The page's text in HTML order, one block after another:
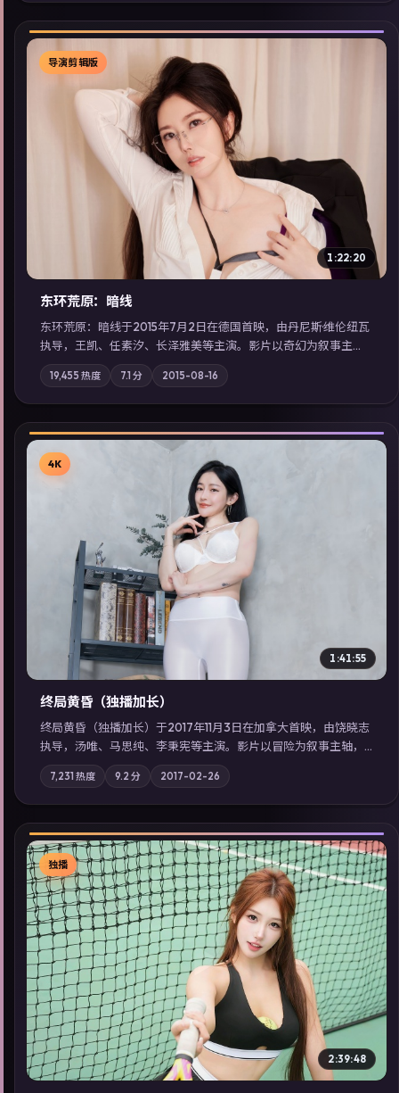
▶
导演剪辑版
1:22:20
东环荒原：暗线
东环荒原：暗线于2015年7月2日在德国首映，由丹尼斯·维伦纽瓦
执导，王凯、任素汐、长泽雅美等主演。影片以奇幻为叙事主
轴，边境小镇的平静被一封匿名信彻底打破；摄影与配乐强化地
域气质；站内亦可通过「国产免费观看高清电视剧在线看」延展
检索同类型高分佳作，畅享高清在线追剧体验。
19,455 热度 7.1分 2015-08-16
▶
4K
1:41:55
终局黄昏（独播加长）
终局黄昏（独播加长）于2017年11月3日在加拿大首映，由饶晓志
执导，汤唯、马思纯、李秉宪等主演。影片以冒险为叙事主轴，
记忆碎片重组后，主角发现自己从未活过“真实”的一天；摄影与
配乐强化地域气质；站内亦可通过「国产免费观看高清电视剧在
线看」延展检索同类型高分佳作，畅享高清在线追剧体验。
7,231 热度 9.2 分 2017-02-26
▶
独播
2:39:48